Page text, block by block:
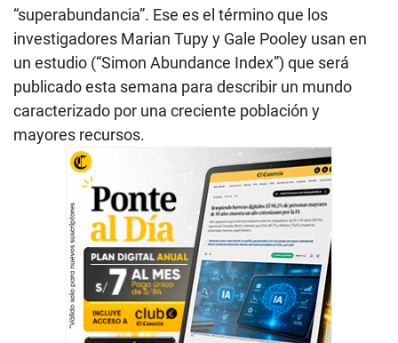
“superabundancia”. Ese es el término que los
investigadores Marian Tupy y Gale Pooley usan en
un estudio (“Simon Abundance Index”) que será
publicado esta semana para describir un mundo
caracterizado por una creciente población y
mayores recursos.